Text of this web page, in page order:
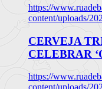
https://
content/uploads/
CERVEJA
CELEBRAR
https://